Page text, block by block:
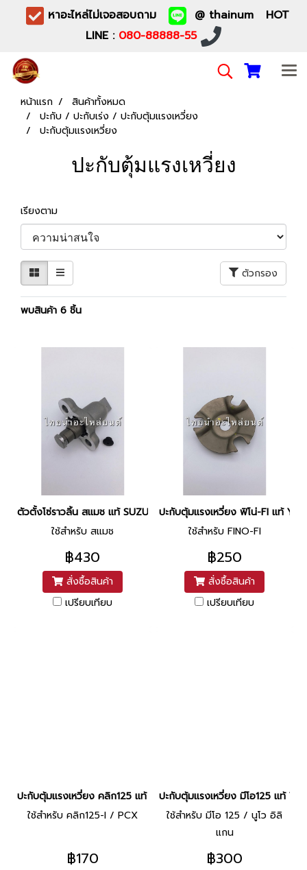
หาอะไหล่ไม่เจอสอบถาม
@ thainum HOT
LINE : 080-88888-55
หน้าแรก
สินค้าทั้งหมด
ปะกับ / ปะกับเร่ง / ปะกับตุ้มแรงเหวี่ยง
ปะกับตุ้มแรงเหวี่ยง
ปะกับตุ้มแรงเหวี่ยง
เรียงตาม
ตัวกรอง
พบสินค้า 6 ชิ้น
ตัวตั้งโซ่ราวลิ้น สแมช แท้ SUZUKI
ใช้สำหรับ สแมช
฿430
สั่งซื้อสินค้า
เปรียบเทียบ
ปะกับตุ้มแรงเหวี่ยง ฟิโน่-FI แท้
ใช้สำหรับ FINO-FI
฿250
สั่งซื้อสินค้า
เปรียบเทียบ
ปะกับตุ้มแรงเหวี่ยง คลิก125 แท้ HONDA
ใช้สำหรับ คลิก125-I / PCX
฿170
ปะกับตุ้มแรงเหวี่ยง มีโอ125 แท้
ใช้สำหรับ มีโอ 125 / นูโว อิลิ
แกน
฿300